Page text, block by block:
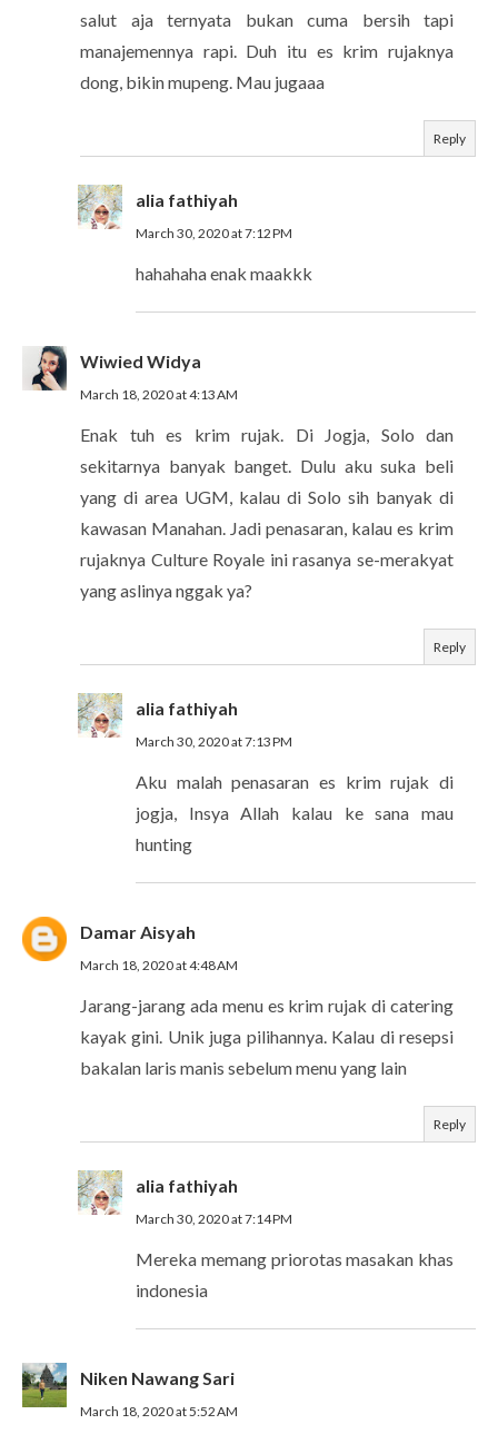
salut aja ternyata bukan cuma bersih tapi
manajemennya rapi. Duh itu es krim rujaknya
dong, bikin mupeng. Mau jugaaa
Reply
alia fathiyah
March 30, 2020 at 7:12 PM
hahahaha enak maakkk
Wiwied Widya
March 18, 2020 at 4:13 AM
Enak tuh es krim rujak. Di Jogja, Solo dan
sekitarnya banyak banget. Dulu aku suka beli
yang di area UGM, kalau di Solo sih banyak di
kawasan Manahan. Jadi penasaran, kalau es krim
rujaknya Culture Royale ini rasanya se-merakyat
yang aslinya nggak ya?
Reply
alia fathiyah
March 30, 2020 at 7:13 PM
Aku malah penasaran es krim rujak di
jogja, Insya Allah kalau ke sana mau
hunting
Damar Aisyah
March 18, 2020 at 4:48 AM
Jarang-jarang ada menu es krim rujak di catering
kayak gini. Unik juga pilihannya. Kalau di resepsi
bakalan laris manis sebelum menu yang lain
Reply
alia fathiyah
March 30, 2020 at 7:14 PM
Mereka memang priorotas masakan khas
indonesia
Niken Nawang Sari
March 18, 2020 at 5:52 AM